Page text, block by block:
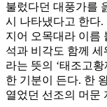
불렀다던 대풍가를
시 나타냈다고 한다
지어 오목대라 이름
석과 비각도 함께 세
라는 뜻의 ‘태조고
한 기분이 든다. 한
열었던 선조의 머문